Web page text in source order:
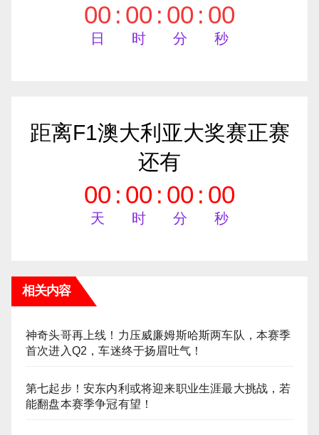
00
日
: 00
时
: 00
分
: 00
秒
距离F1澳大利亚大奖赛正赛
还有
00
天
: 00
时
: 00
分
: 00
秒
相关内容
神奇头哥再上线！力压威廉姆斯哈斯两车队，本赛季
首次进入Q2，车迷终于扬眉吐气！
第七起步！安东内利或将迎来职业生涯最大挑战，若
能翻盘本赛季争冠有望！